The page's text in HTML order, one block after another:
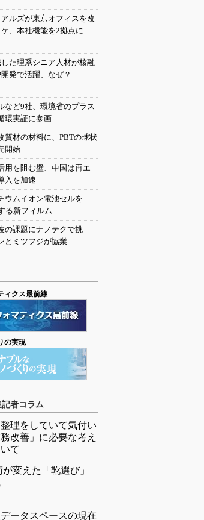
ルズが東京オフィスを改
、本社機能を2拠点に
た理系シニア人材が核融
発で活躍、なぜ？
など9社、環境省のプラス
環実証に参画
質材の材料に、PBTの球状
開始
用を阻む壁、中国は再エ
入を加速
ウムイオン電池セルを
る新フィルム
の課題にナノテクで挑
とミツフジが協業
ィクス最前線
の実現
者コラム
理をしていて気付い
改善」に必要な考え
て
変えた「靴選び」
ータスペースの現在